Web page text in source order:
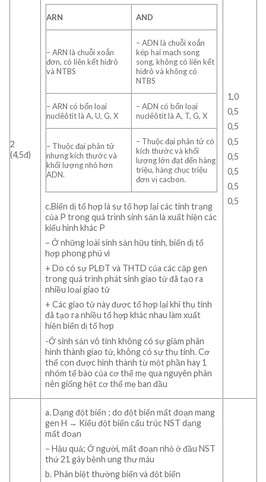
2
(4,5đ)
ARN AND
– ARN là chuỗi xoắn
đơn, có liên kết hiđrô
và NTBS
– ADN là chuỗi xoắn
kép hai mạch song
song, không có liên kết
hiđrô và không có
NTBS
– ARN có bốn loại
nuclêôtit là A, U, G, X
– ADN có bốn loại
nuclêôtit là A, T, G, X
– Thuộc đại phân tử
nhưng kích thước và
khối lượng nhỏ hơn
ADN.
– Thuộc đại phân tử có
kích thước và khối
lượng lớn đạt đến hàng
triệu, hàng chục triệu
đơn vị cacbon.
c.Biến dị tổ hợp là sự tổ hợp lại các tính trạng
của P trong quá trình sinh sản là xuất hiện các
kiểu hình khác P
– Ở những loài sinh sản hữu tính, biến dị tổ
hợp phong phú vì
+ Do có sự PLĐT và THTD của các cặp gen
trong quá trình phát sinh giao tử đã tạo ra
nhiều loại giao tử
+ Các giao tử này được tổ hợp lại khi thụ tinh
đã tạo ra nhiều tổ hợp khác nhau làm xuất
hiện biến dị tổ hợp
-Ở sinh sản vô tính không có sự giảm phân
hình thành giao tử, không có sự thụ tinh. Cơ
thể con được hình thành từ một phần hay 1
nhóm tế bào của cơ thể mẹ qua nguyên phân
nên giống hệt cơ thể mẹ ban đầu
1,0
0,5
0,5
0,5
0,5
0,5
0,5
0,5
a. Dạng đột biến ; do đột biến mất đoạn mang
gen H → Kiểu đột biến cấu trúc NST dạng
mất đoạn
– Hậu quả; Ở người, mất đoạn nhỏ ở đầu NST
thứ 21 gây bệnh ung thư máu
b. Phân biệt thường biến và đột biến